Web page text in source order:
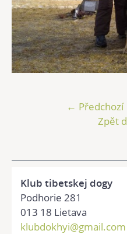
← Předchozí
Zpět
Klub tibetskej dogy
Podhorie 281
013 18 Lietava
klubdokhyi@gmail.com